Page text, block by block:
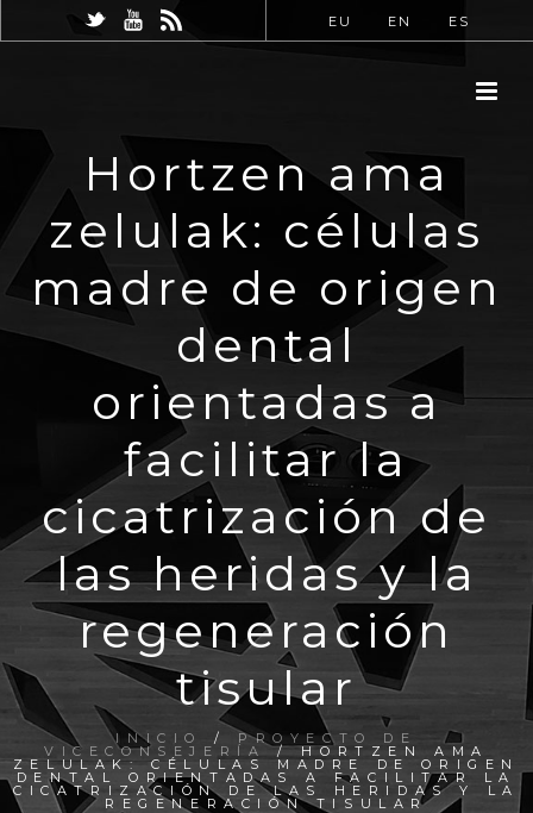
EU EN ES
Hortzen ama
zelulak: células
madre de origen
dental
orientadas a
facilitar la
cicatrización de
las heridas y la
regeneración
tisular
INICIO / PROYECTO DE
VICECONSEJERÍA / HORTZEN AMA
ZELULAK: CÉLULAS MADRE DE ORIGEN
DENTAL ORIENTADAS A FACILITAR LA
CICATRIZACIÓN DE LAS HERIDAS Y LA
REGENERACIÓN TISULAR